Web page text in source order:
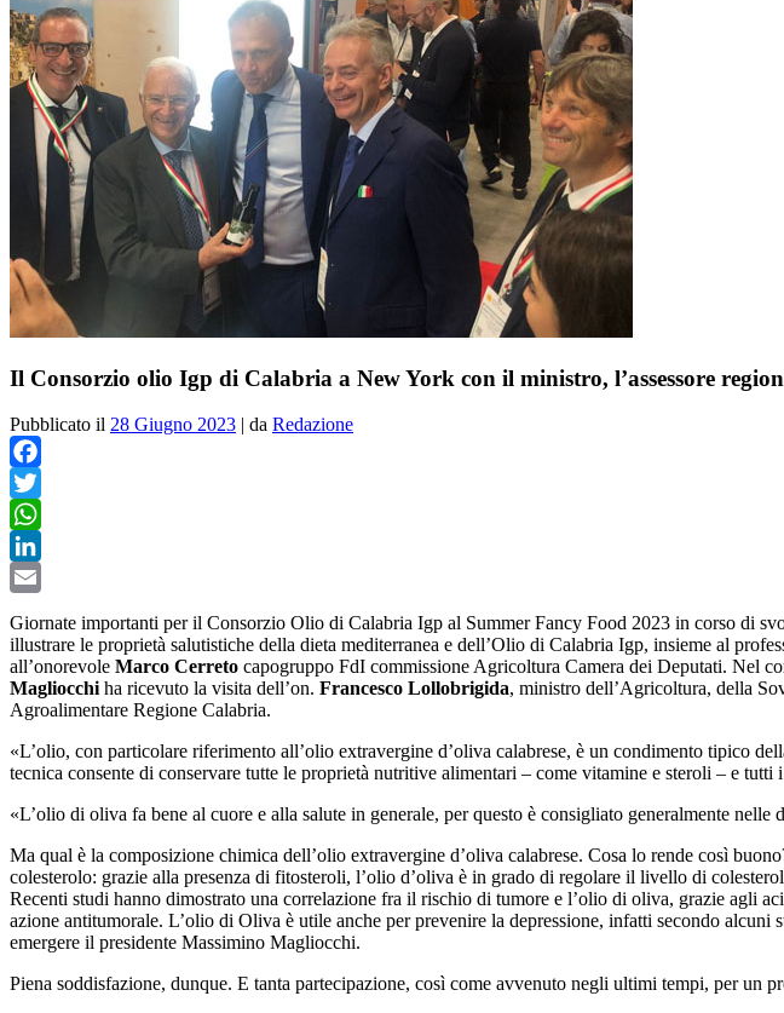
Il Consorzio olio Igp di Calabria a New York con il ministro, l’assessore
Pubblicato il 28 Giugno 2023 | da Redazione
Facebook
Twitter
WhatsApp
LinkedIn
Giornate importanti per il Consorzio Olio di Calabria Igp al Summer Fancy Food 2023 in corso di
illustrare le proprietà salutistiche della dieta mediterranea e dell’Olio di Calabria Igp, insieme al
all’onorevole Marco Cerreto capogruppo FdI commissione Agricoltura Camera dei Deputati. Nel
Magliocchiha ricevuto la visita dell’on. Francesco Lollobrigida, ministro dell’Agricoltura, della
Agroalimentare Regione Calabria.
«L’olio, con particolare riferimento all’olio extravergine d’oliva calabrese, è un condimento tipico
tecnica consente di conservare tutte le proprietà nutritive alimentari – come vitamine e steroli – e
«L’olio di oliva fa bene al cuore e alla salute in generale, per questo è consigliato generalmente
Ma qual è la composizione chimica dell’olio extravergine d’oliva calabrese. Cosa lo rende così
colesterolo: grazie alla presenza di fitosteroli, l’olio d’oliva è in grado di regolare il livello di
Recenti studi hanno dimostrato una correlazione fra il rischio di tumore e l’olio di oliva, grazie agli
azione antitumorale. L’olio di Oliva è utile anche per prevenire la depressione, infatti secondo
emergere il presidente Massimino Magliocchi.
Piena soddisfazione, dunque. E tanta partecipazione, così come avvenuto negli ultimi tempi, per un